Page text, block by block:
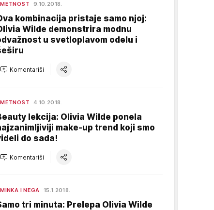
9.10.2018.
kombinacija pristaje samo njoj:
Wilde demonstrira modnu
u svetloplavom odelu i
Komentariši
4.10.2018.
lekcija: Olivia Wilde ponela
make-up trend koji smo
do sada!
Komentariši
I NEGA 15.1.2018.
tri minuta: Prelepa Olivia Wilde